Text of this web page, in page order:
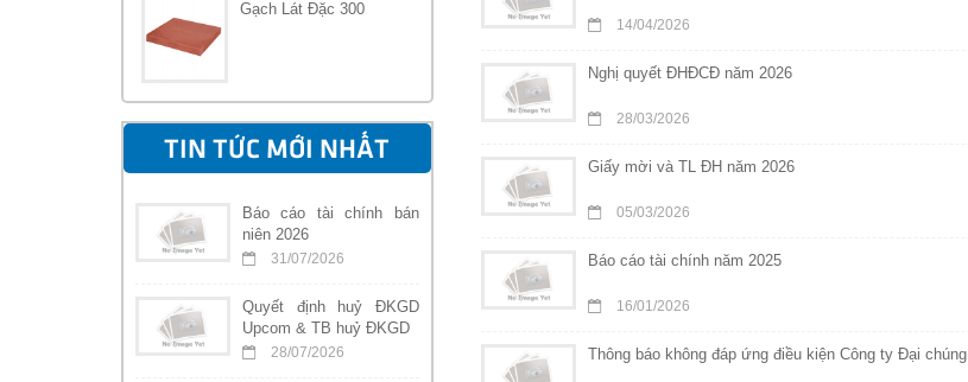
Gạch Lát Đặc 300
TIN TỨC MỚI NHẤT
Báo cáo tài chính bán
niên 2026
31/07/2026
Quyết định huỷ ĐKGD
Upcom & TB huỷ ĐKGD
28/07/2026
14/04/2026
Nghị quyết ĐHĐCĐ năm 2026
28/03/2026
Giấy mời và TL ĐH năm 2026
05/03/2026
Báo cáo tài chính năm 2025
16/01/2026
Thông báo không đáp ứng điều kiện Công ty Đại chúng